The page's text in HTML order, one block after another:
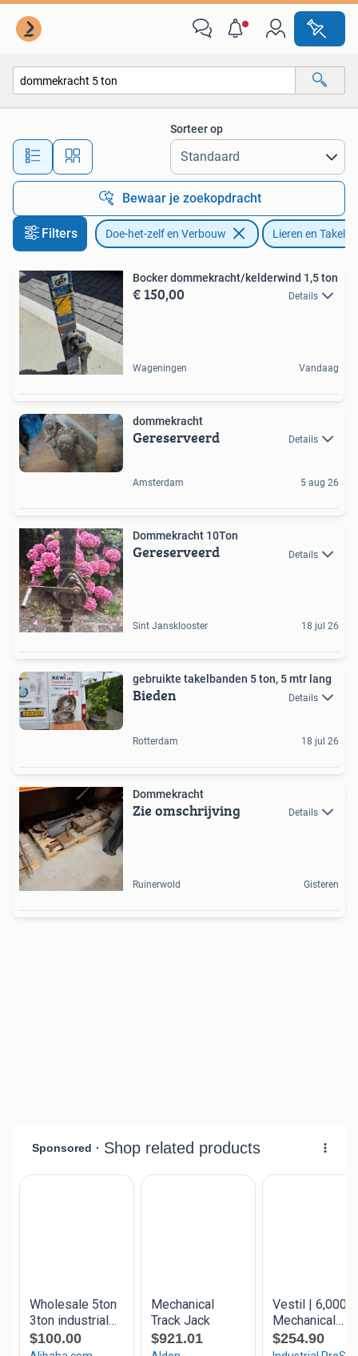
Alle afstanden…
Sorteer op
Bewaar je zoekopdracht
Filters Doe-het-zelf en Verbouw Lieren en Takels
Bocker dommekracht/kelderwind 1,5 ton
€ 150,00 Details
Wageningen Vandaag
dommekracht
Gereserveerd Details
Amsterdam 5 aug 26
Dommekracht 10Ton
Gereserveerd Details
Sint Jansklooster 18 jul 26
gebruikte takelbanden 5 ton, 5 mtr lang
Bieden Details
Rotterdam 18 jul 26
Dommekracht
Zie omschrijving Details
Ruinerwold Gisteren